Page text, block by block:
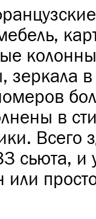
зеркала
в
Всего
сьюта, и
или